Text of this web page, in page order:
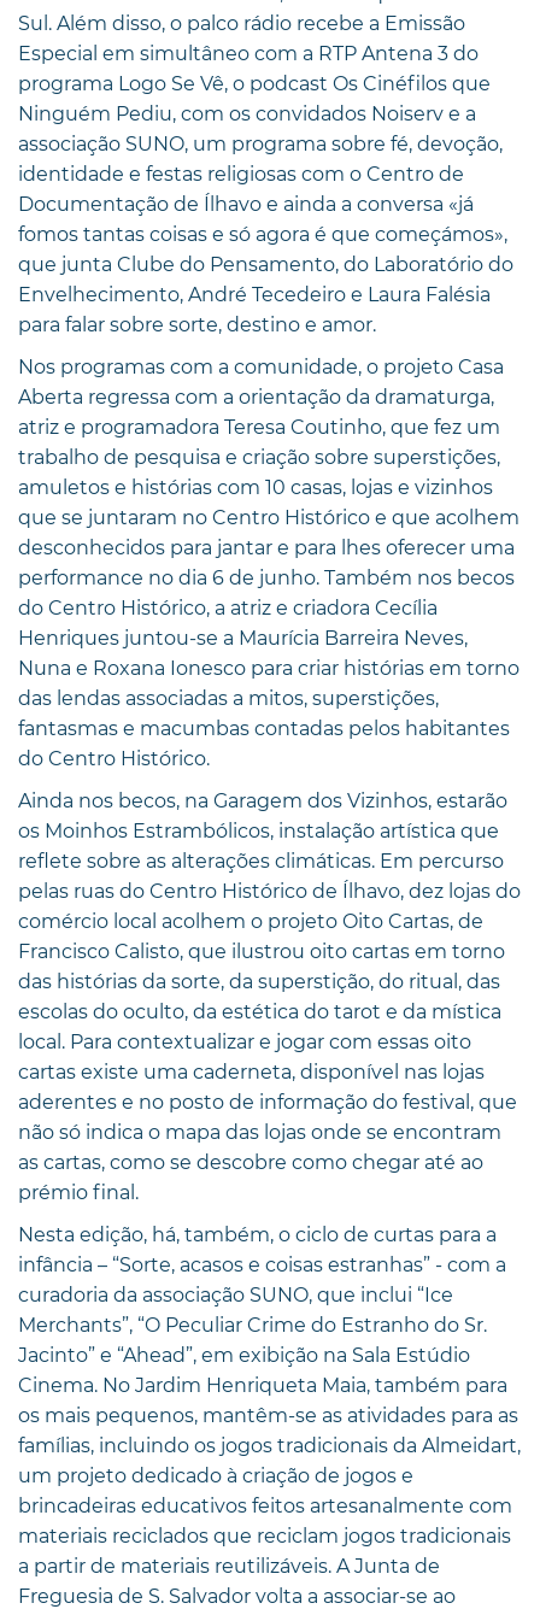
Sul. Além disso, o palco rádio recebe a Emissão
Especial em simultâneo com a RTP Antena 3 do
programa Logo Se Vê, o podcast Os Cinéfilos que
Ninguém Pediu, com os convidados Noiserv e a
associação SUNO, um programa sobre fé, devoção,
identidade e festas religiosas com o Centro de
Documentação de Ílhavo e ainda a conversa «já
fomos tantas coisas e só agora é que começámos»,
que junta Clube do Pensamento, do Laboratório do
Envelhecimento, André Tecedeiro e Laura Falésia
para falar sobre sorte, destino e amor.
Nos programas com a comunidade, o projeto Casa
Aberta regressa com a orientação da dramaturga,
atriz e programadora Teresa Coutinho, que fez um
trabalho de pesquisa e criação sobre superstições,
amuletos e histórias com 10 casas, lojas e vizinhos
que se juntaram no Centro Histórico e que acolhem
desconhecidos para jantar e para lhes oferecer uma
performance no dia 6 de junho. Também nos becos
do Centro Histórico, a atriz e criadora Cecília
Henriques juntou-se a Maurícia Barreira Neves,
Nuna e Roxana Ionesco para criar histórias em torno
das lendas associadas a mitos, superstições,
fantasmas e macumbas contadas pelos habitantes
do Centro Histórico.
Ainda nos becos, na Garagem dos Vizinhos, estarão
os Moinhos Estrambólicos, instalação artística que
reflete sobre as alterações climáticas. Em percurso
pelas ruas do Centro Histórico de Ílhavo, dez lojas do
comércio local acolhem o projeto Oito Cartas, de
Francisco Calisto, que ilustrou oito cartas em torno
das histórias da sorte, da superstição, do ritual, das
escolas do oculto, da estética do tarot e da mística
local. Para contextualizar e jogar com essas oito
cartas existe uma caderneta, disponível nas lojas
aderentes e no posto de informação do festival, que
não só indica o mapa das lojas onde se encontram
as cartas, como se descobre como chegar até ao
prémio final.
Nesta edição, há, também, o ciclo de curtas para a
infância – “Sorte, acasos e coisas estranhas” - com a
curadoria da associação SUNO, que inclui “Ice
Merchants”, “O Peculiar Crime do Estranho do Sr.
Jacinto” e “Ahead”, em exibição na Sala Estúdio
Cinema. No Jardim Henriqueta Maia, também para
os mais pequenos, mantêm-se as atividades para as
famílias, incluindo os jogos tradicionais da Almeidart,
um projeto dedicado à criação de jogos e
brincadeiras educativos feitos artesanalmente com
materiais reciclados que reciclam jogos tradicionais
a partir de materiais reutilizáveis. A Junta de
Freguesia de S. Salvador volta a associar-se ao